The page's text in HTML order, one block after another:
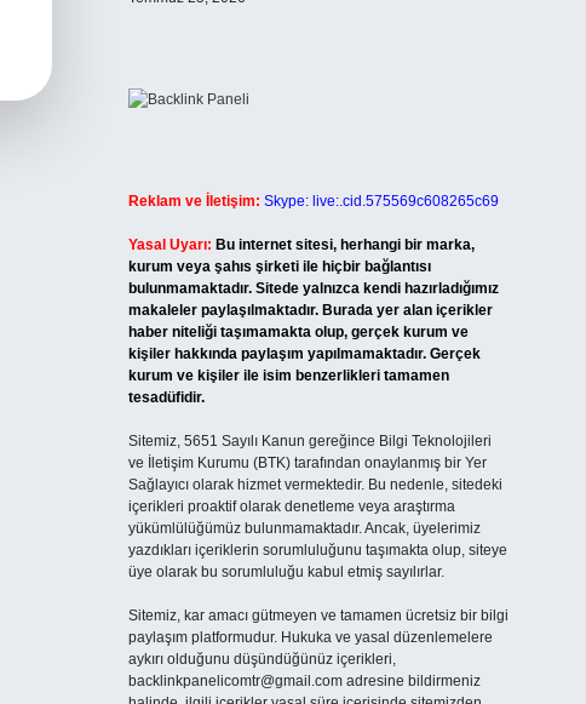
Reklam ve İletişim: Skype: live:.cid.575569c608265c69
Yasal Uyarı: Bu internet sitesi, herhangi bir marka,
kurum veya şahıs şirketi ile hiçbir bağlantısı
bulunmamaktadır. Sitede yalnızca kendi hazırladığımız
makaleler paylaşılmaktadır. Burada yer alan içerikler
haber niteliği taşımamakta olup, gerçek kurum ve
kişiler hakkında paylaşım yapılmamaktadır. Gerçek
kurum ve kişiler ile isim benzerlikleri tamamen
tesadüfidir.
Sitemiz, 5651 Sayılı Kanun gereğince Bilgi Teknolojileri
ve İletişim Kurumu (BTK) tarafından onaylanmış bir Yer
Sağlayıcı olarak hizmet vermektedir. Bu nedenle, sitedeki
içerikleri proaktif olarak denetleme veya araştırma
yükümlülüğümüz bulunmamaktadır. Ancak, üyelerimiz
yazdıkları içeriklerin sorumluluğunu taşımakta olup, siteye
üye olarak bu sorumluluğu kabul etmiş sayılırlar.
Sitemiz, kar amacı gütmeyen ve tamamen ücretsiz bir bilgi
paylaşım platformudur. Hukuka ve yasal düzenlemelere
aykırı olduğunu düşündüğünüz içerikleri,
backlinkpanelicomtr@gmail.comadresine bildirmeniz